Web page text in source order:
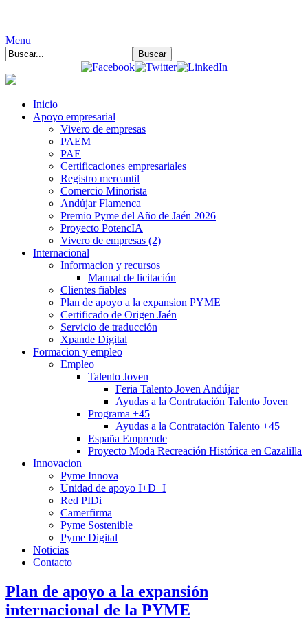
Menu
Inicio
Apoyo empresarial
Vivero de empresas
PAEM
PAE
Certificaciones empresariales
Registro mercantil
Comercio Minorista
Andújar Flamenca
Premio Pyme del Año de Jaén 2026
Proyecto PotencIA
Vivero de empresas (2)
Internacional
Informacion y recursos
Manual de licitación
Clientes fiables
Plan de apoyo a la expansion PYME
Certificado de Origen Jaén
Servicio de traducción
Xpande Digital
Formacion y empleo
Empleo
Talento Joven
Feria Talento Joven Andújar
Ayudas a la Contratación Talento Joven
Programa +45
Ayudas a la Contratación Talento +45
España Emprende
Proyecto Moda Recreación Histórica en Cazalilla
Innovacion
Pyme Innova
Unidad de apoyo I+D+I
Red PIDi
Camerfirma
Pyme Sostenible
Pyme Digital
Noticias
Contacto
Plan de apoyo a la expansión
internacional de la PYME